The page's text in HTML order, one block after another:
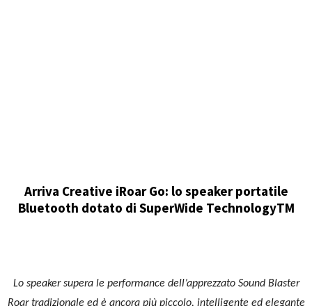
Arriva Creative iRoar Go: lo speaker portatile
Bluetooth dotato di SuperWide TechnologyTM
Lo speaker supera le performance dell’apprezzato Sound Blaster
Roar tradizionale ed è ancora più piccolo, intelligente ed elegante